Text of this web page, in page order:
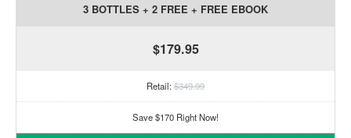
3 BOTTLES + 2 FREE + FREE EBOOK
$179.95
Retail:$349.99
Save $170 Right Now!